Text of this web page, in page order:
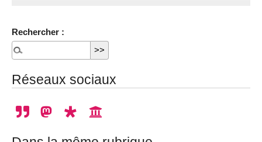
Rechercher :
Réseaux sociaux